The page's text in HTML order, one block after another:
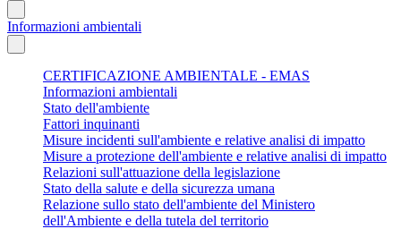
Informazioni ambientali
CERTIFICAZIONE AMBIENTALE - EMAS
Informazioni ambientali
Stato dell'ambiente
Fattori inquinanti
Misure incidenti sull'ambiente e relative analisi di impatto
Misure a protezione dell'ambiente e relative analisi di impatto
Relazioni sull'attuazione della legislazione
Stato della salute e della sicurezza umana
Relazione sullo stato dell'ambiente del Ministero
dell'Ambiente e della tutela del territorio